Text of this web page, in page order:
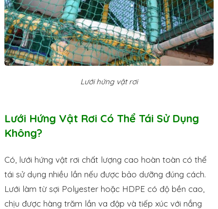
Lưới hứng vật rơi
Lưới Hứng Vật Rơi Có Thể Tái Sử Dụng
Không?
Có, lưới hứng vật rơi chất lượng cao hoàn toàn có thể
tái sử dụng nhiều lần nếu được bảo dưỡng đúng cách.
Lưới làm từ sợi Polyester hoặc HDPE có độ bền cao,
chịu được hàng trăm lần va đập và tiếp xúc với nắng